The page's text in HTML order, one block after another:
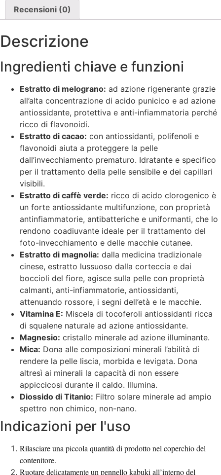
Recensioni (0)
Descrizione
Ingredienti chiave e funzioni
Estratto di melograno: ad azione rigenerante grazie
all’alta concentrazione di acido punicico e ad azione
antiossidante, protettiva e anti-infiammatoria perché
ricco di flavonoidi.
Estratto di cacao: con antiossidanti, polifenoli e
flavonoidi aiuta a proteggere la pelle
dall’invecchiamento prematuro. Idratante e specifico
per il trattamento della pelle sensibile e dei capillari
visibili.
Estratto di caffè verde: ricco di acido clorogenico è
un forte antiossidante multifunzione, con proprietà
antinfiammatorie, antibatteriche e uniformanti, che lo
rendono coadiuvante ideale per il trattamento del
foto-invecchiamento e delle macchie cutanee.
Estratto di magnolia: dalla medicina tradizionale
cinese, estratto lussuoso dalla corteccia e dai
boccioli del fiore, agisce sulla pelle con proprietà
calmanti, anti-infiammatorie, antiossidanti,
attenuando rossore, i segni dell’età e le macchie.
Vitamina E: Miscela di tocoferoli antiossidanti ricca
di squalene naturale ad azione antiossidante.
Magnesio: cristallo minerale ad azione illuminante.
Mica: Dona alle composizioni minerali l’abilità di
rendere la pelle liscia, morbida e levigata. Dona
altresì ai minerali la capacità di non essere
appiccicosi durante il caldo. Illumina.
Diossido di Titanio: Filtro solare minerale ad ampio
spettro non chimico, non-nano.
Indicazioni per l'uso
Rilasciare una piccola quantità di prodotto nel coperchio del
contenitore.
Ruotare delicatamente un pennello kabuki all’interno del